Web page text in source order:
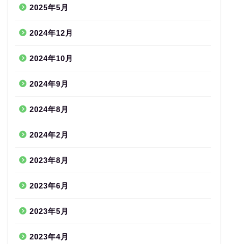
2025年5月
2024年12月
2024年10月
2024年9月
2024年8月
2024年2月
2023年8月
2023年6月
2023年5月
2023年4月